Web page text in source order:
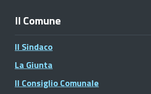
Il Comune
Il Sindaco
La Giunta
Il Consiglio Comunale